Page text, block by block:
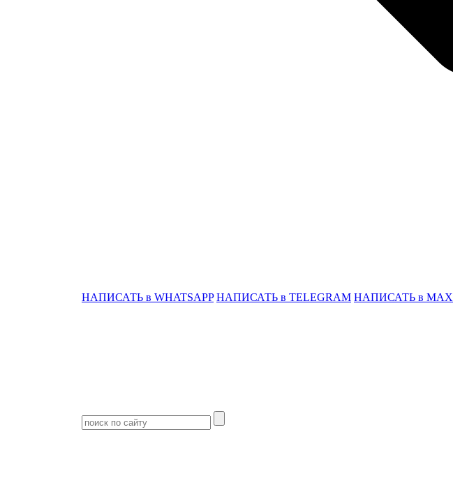
НАПИСАТЬ в WHATSAPP НАПИСАТЬ в TELEGRAM НАПИСАТЬ в MAX